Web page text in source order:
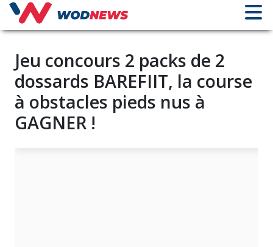
Jeu concours 2 packs de 2
dossards BAREFIIT, la course
à obstacles pieds nus à
GAGNER !